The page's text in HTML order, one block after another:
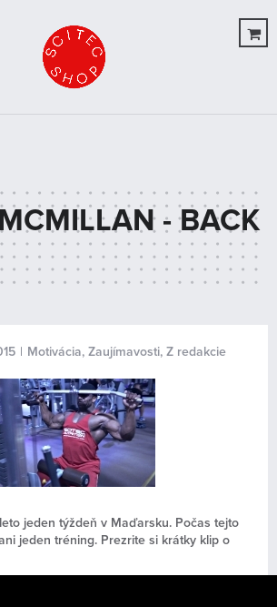

- BACK
| Motivácia, Zaujímavosti, Z redakcie
jeden týždeň v Maďarsku. Počas tejto
jeden tréning. Prezrite si krátky klip o